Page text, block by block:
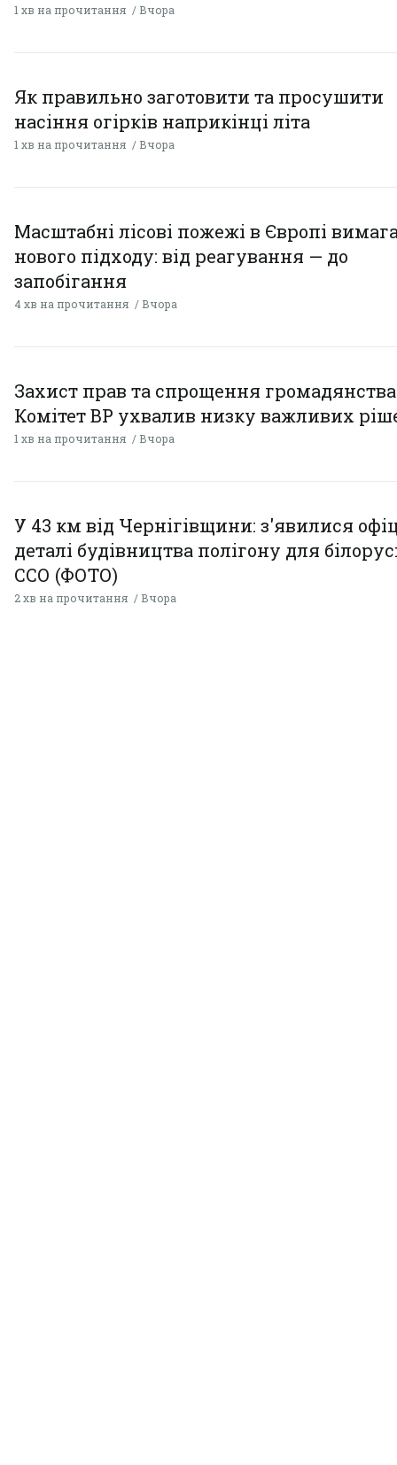
1 хв на прочитання Вчора
Як правильно заготовити та просушити
насіння огірків наприкінці літа
1 хв на прочитання Вчора
Масштабні лісові пожежі в Європі
нового підходу: від реагування — до
запобігання
4 хв на прочитання Вчора
Захист прав та спрощення
Комітет ВР ухвалив низку важливих
1 хв на прочитання Вчора
У 43 км від Чернігівщини: з'явилися
деталі будівництва полігону для
ССО (ФОТО)
2 хв на прочитання Вчора